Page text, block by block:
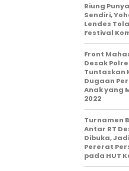
Riung
Sendiri,
Lendes
Festival
Front
Desak
Tuntaskan
Dugaan
Anak yang
2022
Turnamen
Antar RT
Dibuka,
Pererat
pada HUT